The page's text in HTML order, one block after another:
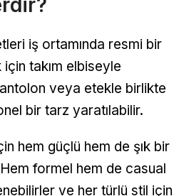
iş ortamında resmi bir
takım elbiseyle
veya etekle birlikte
bir tarz yaratılabilir.
hem güçlü hem de şık bir
Hem formel hem de casual
ve her türlü stil için